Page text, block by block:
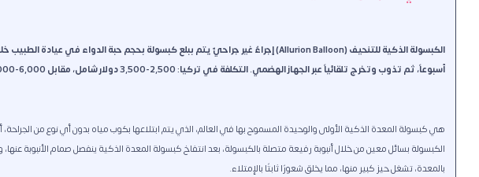
أسبوعاً، ثم تذوب وتخرج تلقائياً عبر الجهاز الهضمي. التكلفة في تركيا: 2,500-3,500 دولار شامل، مقابل 6,000-8,000$ في دول الخليج العربي.
هي كبسولة المعدة الذكية الأولى والوحيدة المسموح بها في العالم، الذي يتم ابتلاعها بكوب مياه بدون أي نوع من الجراحة،
الكبسولة بسائل معين من خلال أنبوبة رفيعة متصلة بالكبسولة، بعد انتفاخ كبسولة المعدة الذكية ينفصل صمام الأنبوبة
بالمعدة، تشغل حيز كبير منها، مما يخلق شعورًا ثابتًا بالإمتلاء.